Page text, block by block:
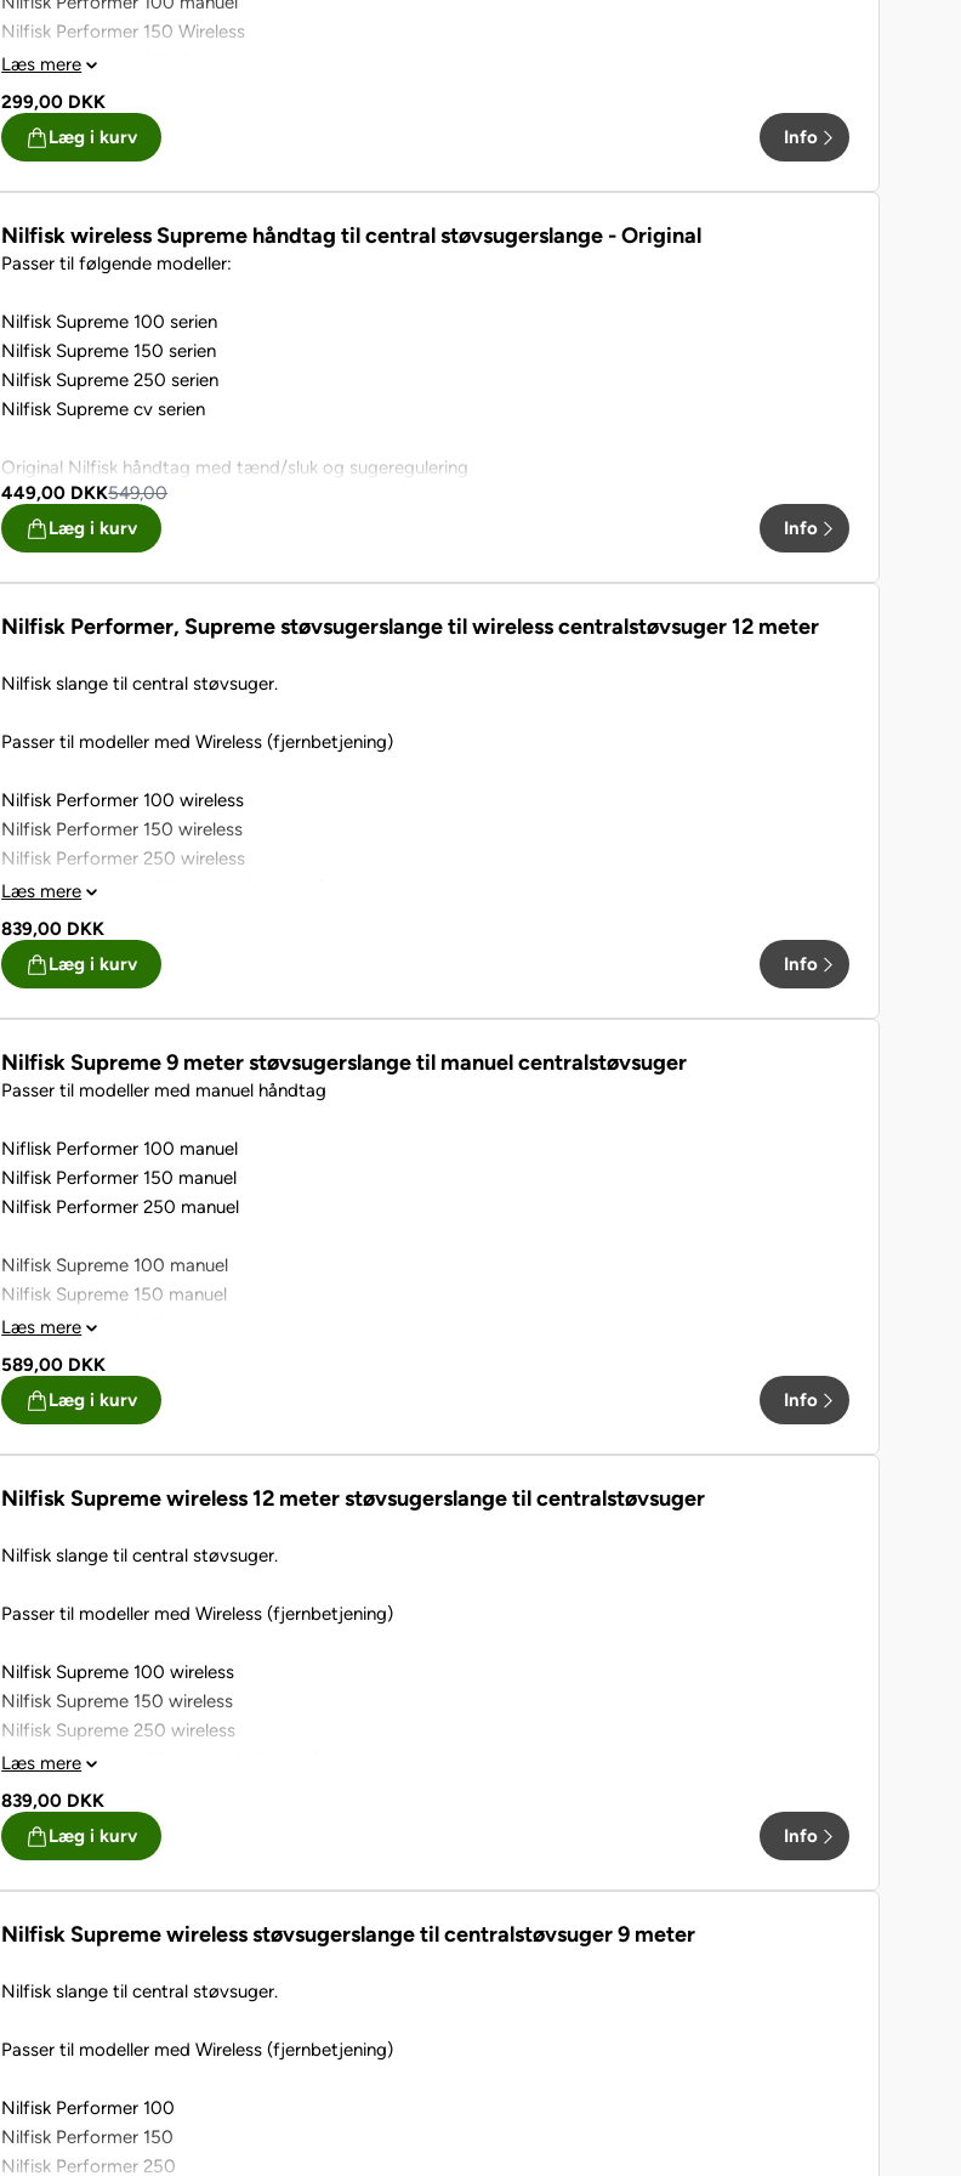
Nilfisk Performer 150 Wireless
Nilfisk Performer 250 Deluxe
Nilfisk Performer 160 on/off
Nilfisk Performer 260 on/off
Nilfisk Performer 260 RRC
Læs mere
299,00 DKK
Læg i kurv
Info
Nilfisk wireless Supreme håndtag til central støvsugerslange - Original
Passer til følgende modeller:
Nilfisk Supreme 100 serien
Nilfisk Supreme 150 serien
Nilfisk Supreme 250 serien
Nilfisk Supreme cv serien
Original Nilfisk håndtag med tænd/sluk og sugeregulering
449,00 DKK549,00
Læg i kurv
Info
Nilfisk Performer, Supreme støvsugerslange til wireless centralstøvsuger 12 meter
Nilfisk slange til central støvsuger.
Passer til modeller med Wireless (fjernbetjening)
Nilfisk Performer 100 wireless
Nilfisk Performer 150 wireless
Nilfisk Performer 250 wireless
Nilfisk Performer LCD display (håndtag)
Nilfisk Supreme 100 wireless
Nilfisk Supreme 150 wireless
Nilfisk Supreme LCD display (Håndtag)
Nilfisk All in 1 150 Wireless+
Nilfisk All in 1 250 Wireless+
Nilfisk All in 1 250 Deluxe
Nilfisk All in 1 LCD Wireless
Nilfisk All in 1 LCD Deluxe
Original slange på 12 meter til Nilfisk centralstøvsuger
Læs mere
839,00 DKK
Læg i kurv
Info
Nilfisk Supreme 9 meter støvsugerslange til manuel centralstøvsuger
Passer til modeller med manuel håndtag
Niflisk Performer 100 manuel
Nilfisk Performer 150 manuel
Nilfisk Performer 250 manuel
Nilfisk Supreme 100 manuel
Nilfisk Supreme 150 manuel
Nilfisk Supreme 250 manuel
Læs mere
589,00 DKK
Læg i kurv
Info
Nilfisk Supreme wireless 12 meter støvsugerslange til centralstøvsuger
Nilfisk slange til central støvsuger.
Passer til modeller med Wireless (fjernbetjening)
Nilfisk Supreme 100 wireless
Nilfisk Supreme 150 wireless
Nilfisk Supreme 250 wireless
Nilfisk Supreme LCD display (Håndtag)
Nilfisk Performer 100 wireless
Nilfisk Performer 150 wireless
Nilfisk All in 1 150 Wireless+
Nilfisk All in 1 250 Deluxe
Nilfisk All in 1 LCD Wireless
Nilfisk All in 1 LCD Deluxe
Læs mere
839,00 DKK
Læg i kurv
Info
Nilfisk Supreme wireless støvsugerslange til centralstøvsuger 9 meter
Nilfisk slange til central støvsuger.
Passer til modeller med Wireless (fjernbetjening)
Nilfisk Performer 100
Nilfisk Performer 150
Nilfisk Performer 250